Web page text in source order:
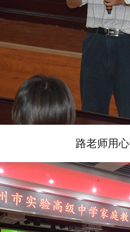
路老师用